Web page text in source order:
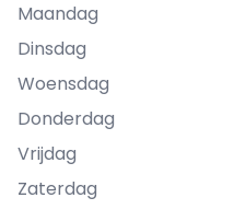
Maandag
Dinsdag
Woensdag
Donderdag
Vrijdag
Zaterdag